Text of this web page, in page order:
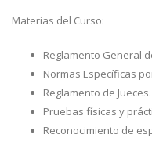
Materias del Curso:
Reglamento General
Normas Específicas
Reglamento de Jueces.
Pruebas físicas y
Reconocimiento de